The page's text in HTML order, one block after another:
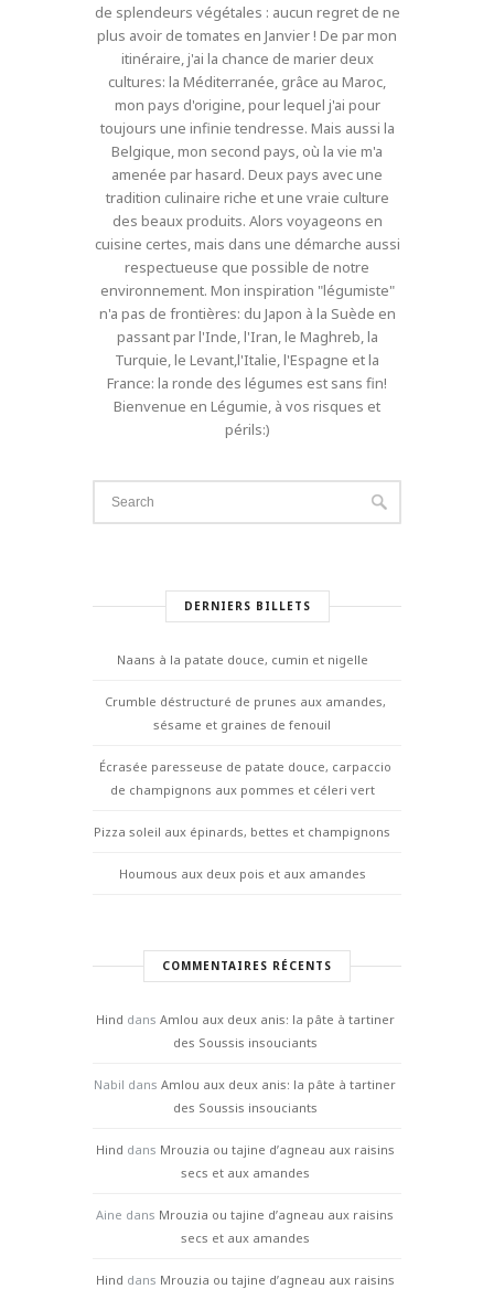
de splendeurs végétales : aucun regret de ne
plus avoir de tomates en Janvier ! De par mon
itinéraire, j'ai la chance de marier deux
cultures: la Méditerranée, grâce au Maroc,
mon pays d'origine, pour lequel j'ai pour
toujours une infinie tendresse. Mais aussi la
Belgique, mon second pays, où la vie m'a
amenée par hasard. Deux pays avec une
tradition culinaire riche et une vraie culture
des beaux produits. Alors voyageons en
cuisine certes, mais dans une démarche aussi
respectueuse que possible de notre
environnement. Mon inspiration "légumiste"
n'a pas de frontières: du Japon à la Suède en
passant par l'Inde, l'Iran, le Maghreb, la
Turquie, le Levant,l'Italie, l'Espagne et la
France: la ronde des légumes est sans fin!
Bienvenue en Légumie, à vos risques et
périls:)
DERNIERS BILLETS
Naans à la patate douce, cumin et nigelle
Crumble déstructuré de prunes aux amandes,
sésame et graines de fenouil
Écrasée paresseuse de patate douce, carpaccio
de champignons aux pommes et céleri vert
Pizza soleil aux épinards, bettes et champignons
Houmous aux deux pois et aux amandes
COMMENTAIRES RÉCENTS
Hind dans Amlou aux deux anis: la pâte à tartiner
des Soussis insouciants
Nabil dans Amlou aux deux anis: la pâte à tartiner
des Soussis insouciants
Hind dans Mrouzia ou tajine d’agneau aux raisins
secs et aux amandes
Aine dans Mrouzia ou tajine d’agneau aux raisins
secs et aux amandes
Hind dans Mrouzia ou tajine d’agneau aux raisins